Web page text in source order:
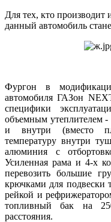
Для тех, кто
данный автомобиль
Фургон в
автомобиля ГАЗон
специфики
объемным утеплителем
и внутри (вместо
температуру внутри
алюминия с
Усиленная рама и 4-х
перевозить большие
крючками для подвески
рейкой и
топливный бак на
расстояния.